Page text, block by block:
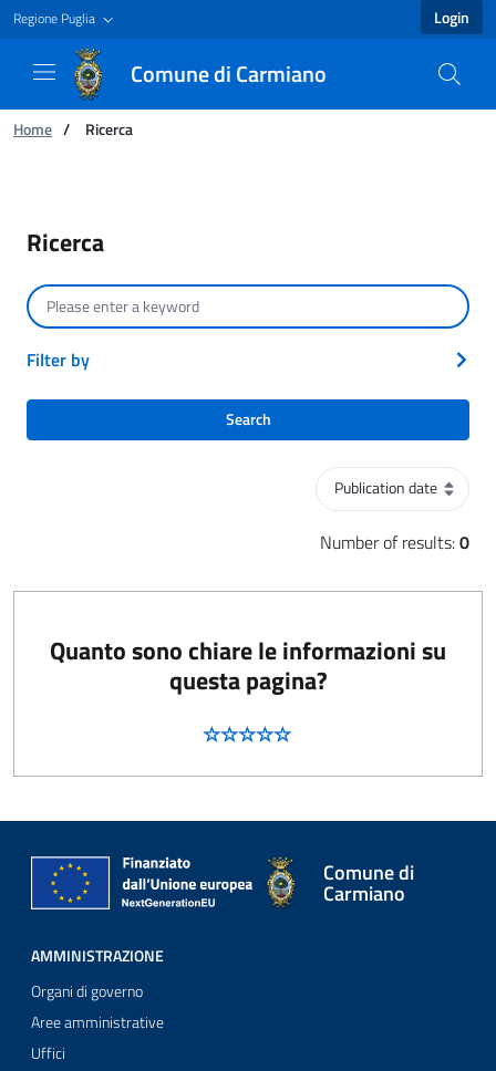
Regione Puglia Login
Comune di Carmiano
You are:
Home / Ricerca
Ricerca
Sort order
Number of results:0
Search by text
Filter by
Search
Quanto sono chiare le informazioni su
questa pagina?
Comune di
Carmiano
AMMINISTRAZIONE
Organi di governo
Aree amministrative
Uffici